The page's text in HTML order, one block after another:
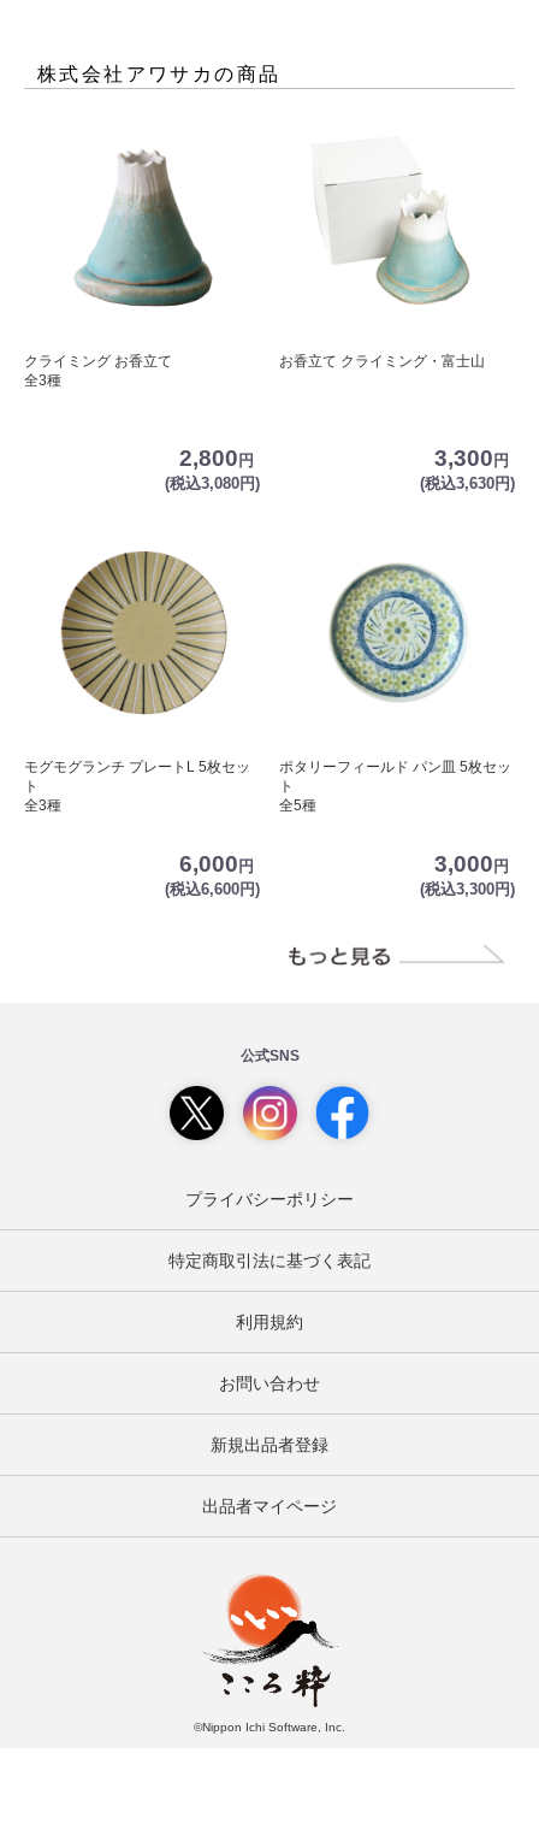
株式会社アワサカの商品
クライミング お香立て
全3種
2,800円
(税込3,080円)
お香立て クライミング・富士山
3,300円
(税込3,630円)
モグモグランチ プレートL 5枚セッ
ト
全3種
6,000 円
(税込6,600円)
ポタリーフィールド パン皿 5枚セッ
ト
全5種
3,000 円
(税込3,300円)
公式SNS
プライバシーポリシー
特定商取引法に基づく表記
利用規約
お問い合わせ
新規出品者登録
出品者マイページ
©Nippon Ichi Software, Inc.